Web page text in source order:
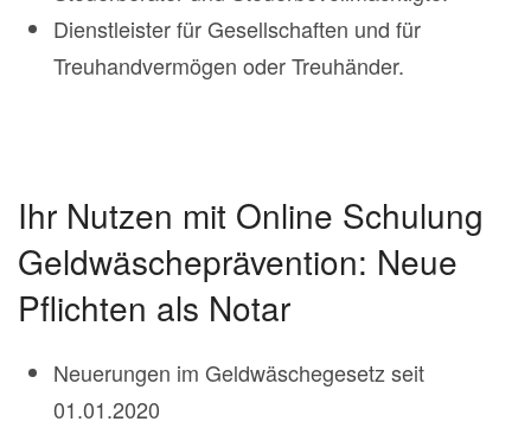
Dienstleister für Gesellschaften und für
Treuhandvermögen oder Treuhänder.
Ihr Nutzen mit Online Schulung
Geldwäscheprävention: Neue
Pflichten als Notar
Neuerungen im Geldwäschegesetz seit
01.01.2020